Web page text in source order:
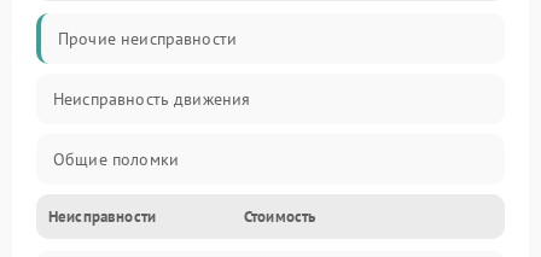
Прочие неисправности
Неисправность движения
Общие поломки
Неисправность датчиков
Неисправности Стоимость